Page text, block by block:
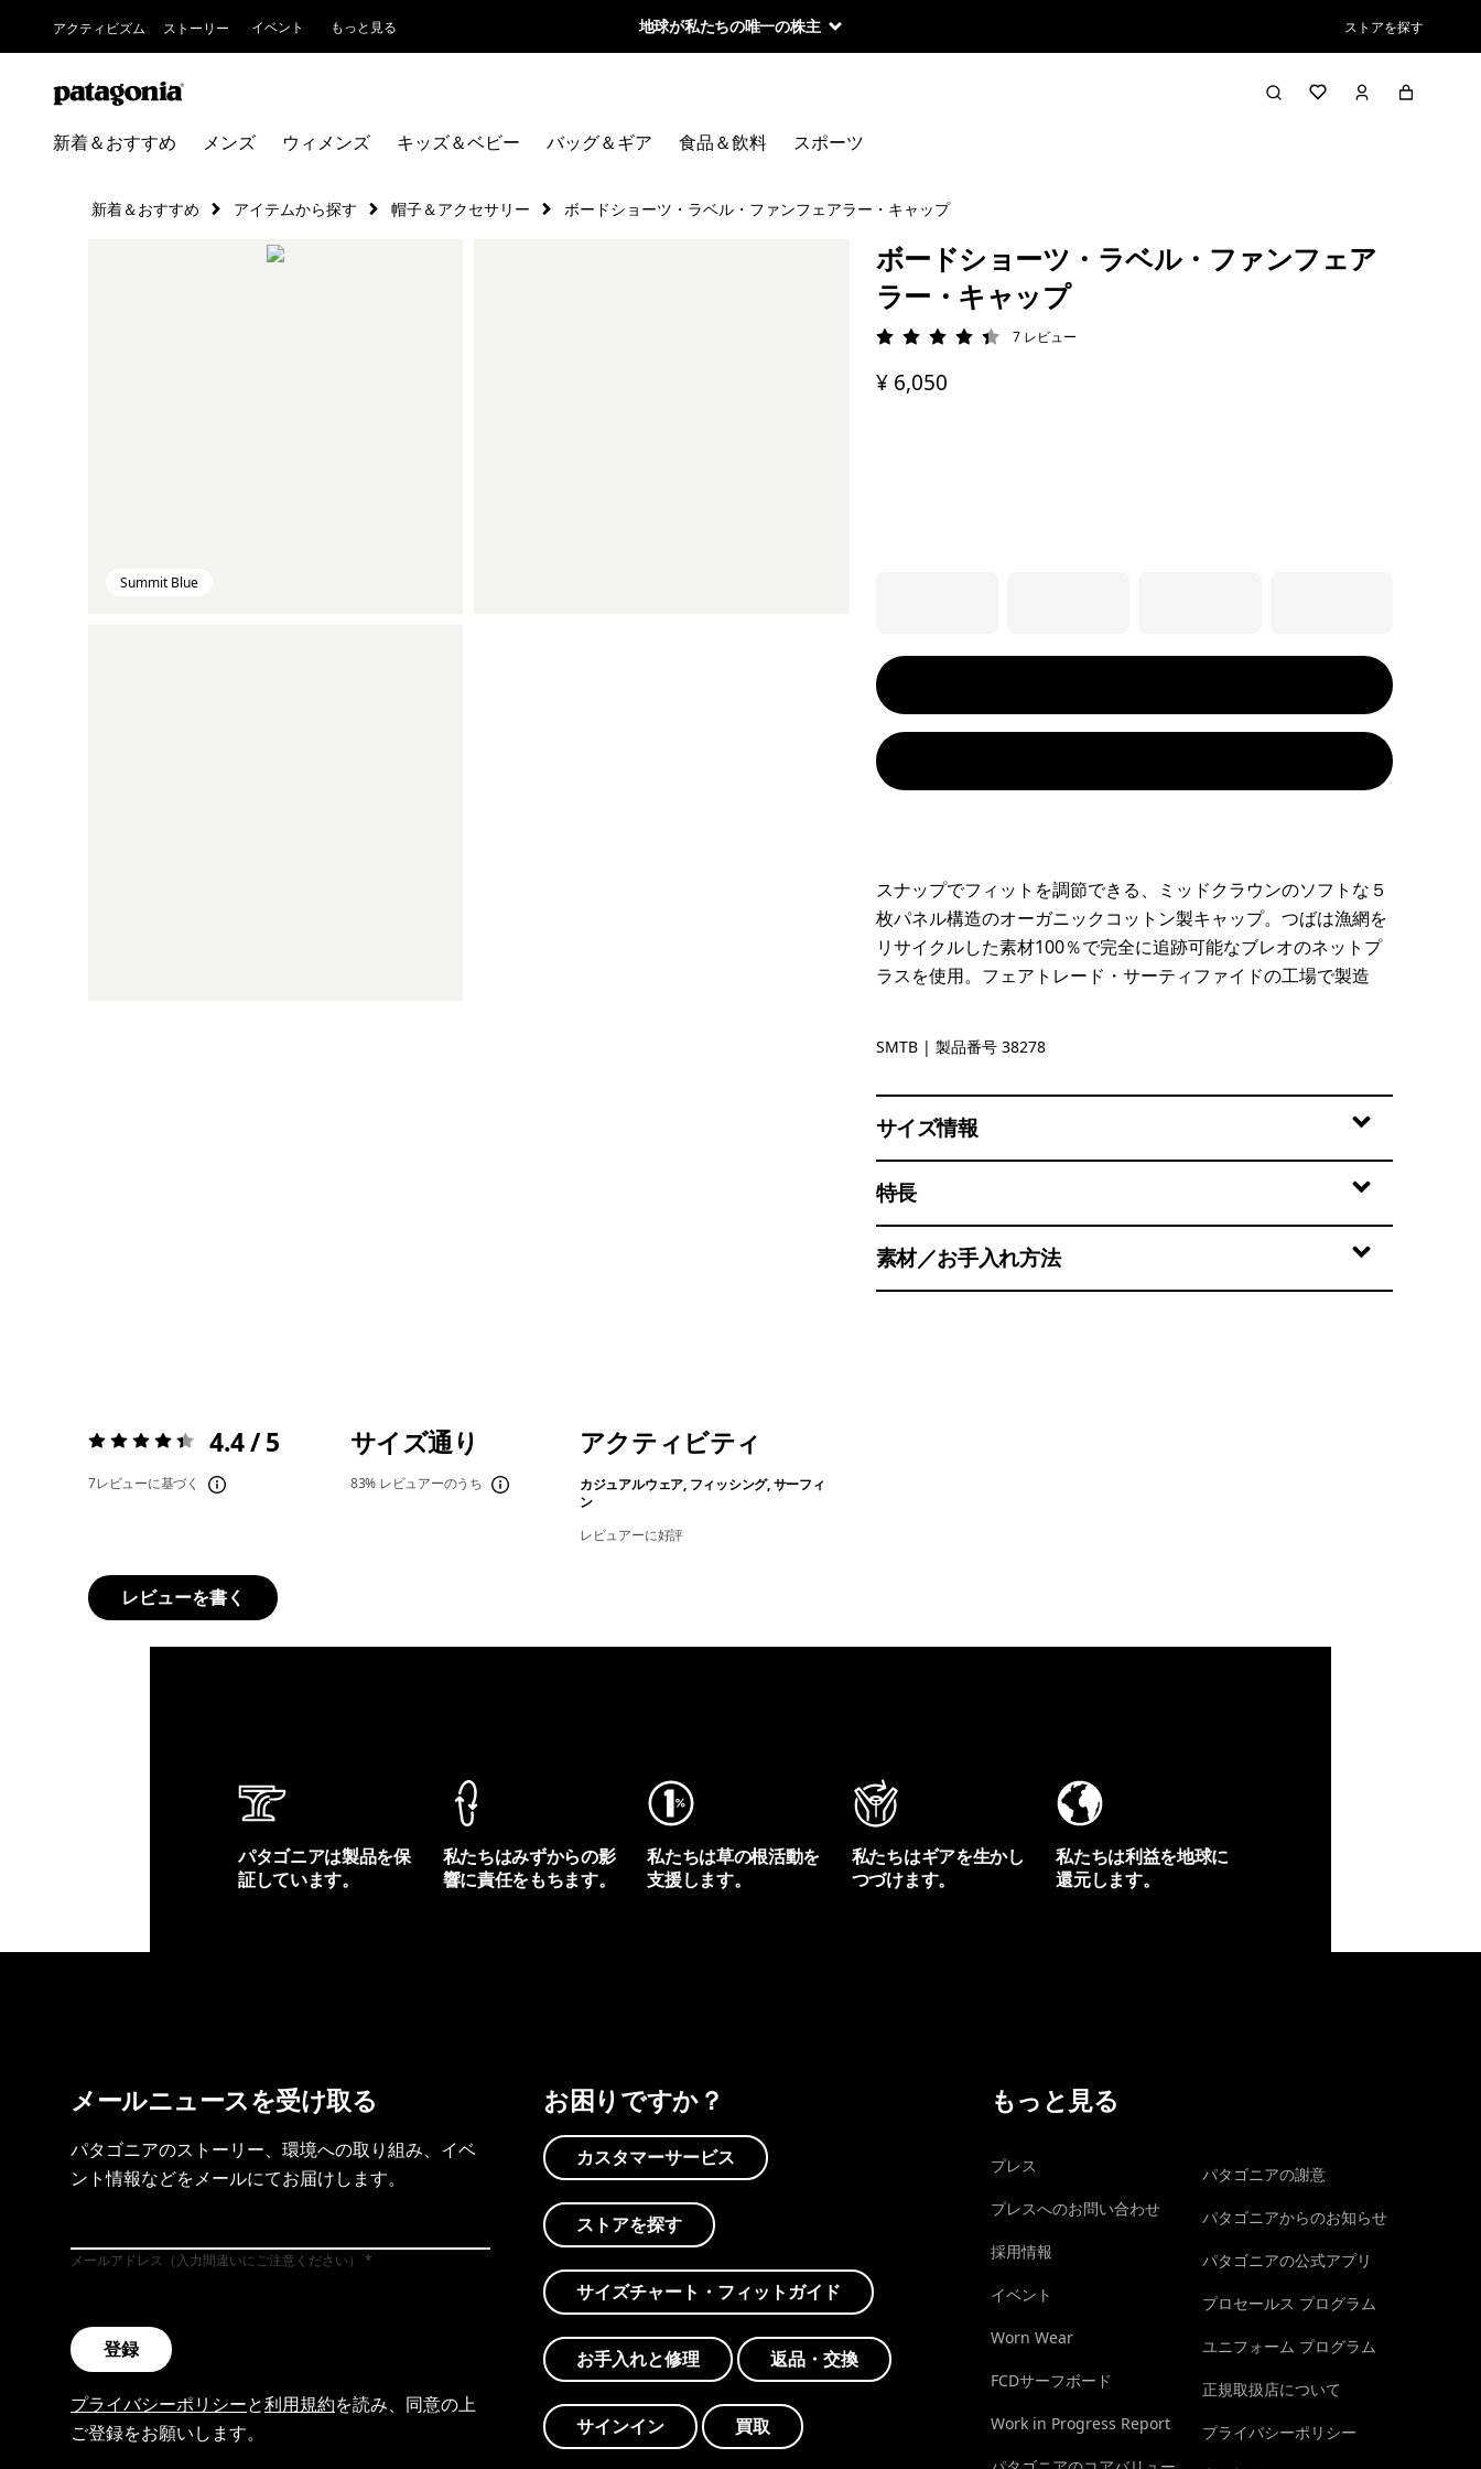
アクティビズム ストーリー イベント もっと見る 地球が私たちの唯一の株主 ストアを探す
新着＆おすすめ メンズ ウィメンズ キッズ＆ベビー バッグ＆ギア 食品＆飲料 スポーツ
新着＆おすすめ アイテムから探す 帽子＆アクセサリー ボードショーツ・ラベル・ファンフェアラー・キャップ
Summit Blue
ボードショーツ・ラベル・ファンフェア
ラー・キャップ
評価: 4.4 / 5
7 レビュー
¥ 6,050
スナップでフィットを調節できる、ミッドクラウンのソフトな５
枚パネル構造のオーガニックコットン製キャップ。つばは漁網を
リサイクルした素材100％で完全に追跡可能なブレオのネットプ
ラスを使用。フェアトレード・サーティファイドの工場で製造
Summit Blue
SMTB | 製品番号 38278
サイズ情報
特長
素材／お手入れ方法
評価:4.4 / 5 4.4 / 5
7レビューに基づく
サイズ通り
83% レビュアーのうち
アクティビティ
カジュアルウェア, フィッシング, サーフィ
ン
レビュアーに好評
レビューを書く
パタゴニアは製品を保
証しています。
私たちはみずからの影
響に責任をもちます。
私たちは草の根活動を
支援します。
私たちはギアを生かし
つづけます。
私たちは利益を地球に
還元します。
メールニュースを受け取る
パタゴニアのストーリー、環境への取り組み、イベ
ント情報などをメールにてお届けします。
メールアドレス（入力間違いにご注意ください）
登録
プライバシーポリシーと利用規約を読み、同意の上
ご登録をお願いします。
お困りですか？
カスタマーサービス
ストアを探す
サイズチャート・フィットガイド
お手入れと修理 返品・交換
サインイン 買取
もっと見る
プレス
プレスへのお問い合わせ
採用情報
イベント
Worn Wear
FCDサーフボード
Work in Progress Report
パタゴニアの謝意
パタゴニアからのお知らせ
パタゴニアの公式アプリ
プロセールス プログラム
ユニフォーム プログラム
正規取扱店について
プライバシーポリシー